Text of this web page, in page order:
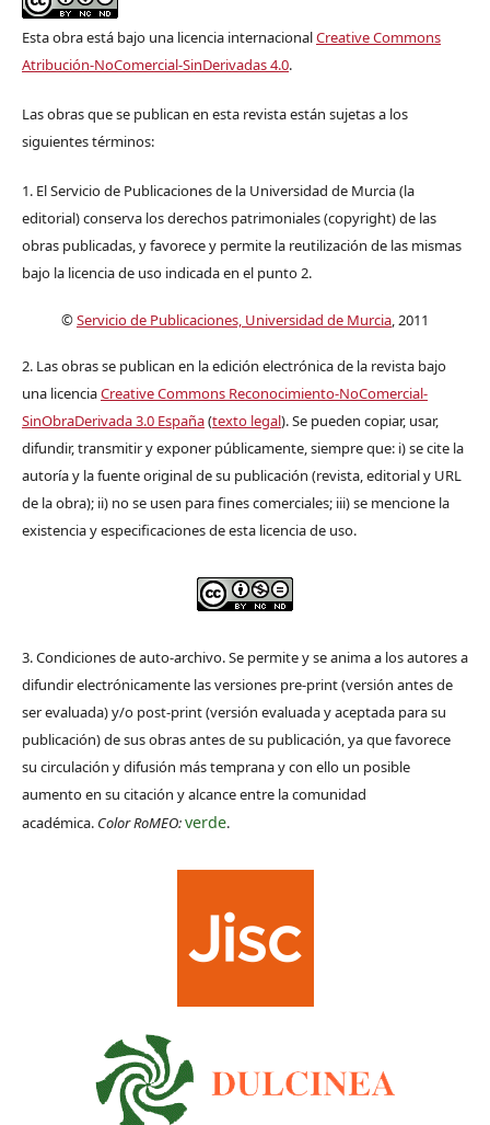
Esta obra está bajo una licencia internacionalCreative Commons
Atribución-NoComercial-SinDerivadas 4.0.
Las obras que se publican en esta revista están sujetas a los
siguientes términos:
1. El Servicio de Publicaciones de la Universidad de Murcia (la
editorial) conserva los derechos patrimoniales (copyright) de las
obras publicadas, y favorece y permite la reutilización de las mismas
bajo la licencia de uso indicada en el punto 2.
©Servicio de Publicaciones, Universidad de Murcia, 2011
2. Las obras se publican en la edición electrónica de la revista bajo
una licenciaCreative Commons Reconocimiento-NoComercial-
SinObraDerivada 3.0 España(texto legal). Se pueden copiar, usar,
difundir, transmitir y exponer públicamente, siempre que: i) se cite la
autoría y la fuente original de su publicación (revista, editorial y URL
de la obra); ii) no se usen para fines comerciales; iii) se mencione la
existencia y especificaciones de esta licencia de uso.
3. Condiciones de auto-archivo. Se permite y se anima a los autores a
difundir electrónicamente las versiones pre-print (versión antes de
ser evaluada) y/o post-print (versión evaluada y aceptada para su
publicación) de sus obras antes de su publicación, ya que favorece
su circulación y difusión más temprana y con ello un posible
aumento en su citación y alcance entre la comunidad
académica. Color RoMEO:verde.